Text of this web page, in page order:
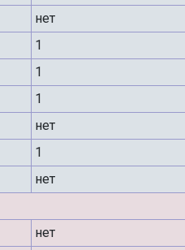
нет
1
1
1
нет
1
нет
нет